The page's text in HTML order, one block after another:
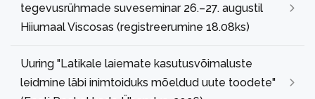
tegevusrühmade suveseminar 26.–27. augustil
Hiiumaal Viscosas (registreerumine 18.08ks)
Uuring "Latikale laiemate kasutusvõimaluste
leidmine läbi inimtoiduks mõeldud uute toodete"